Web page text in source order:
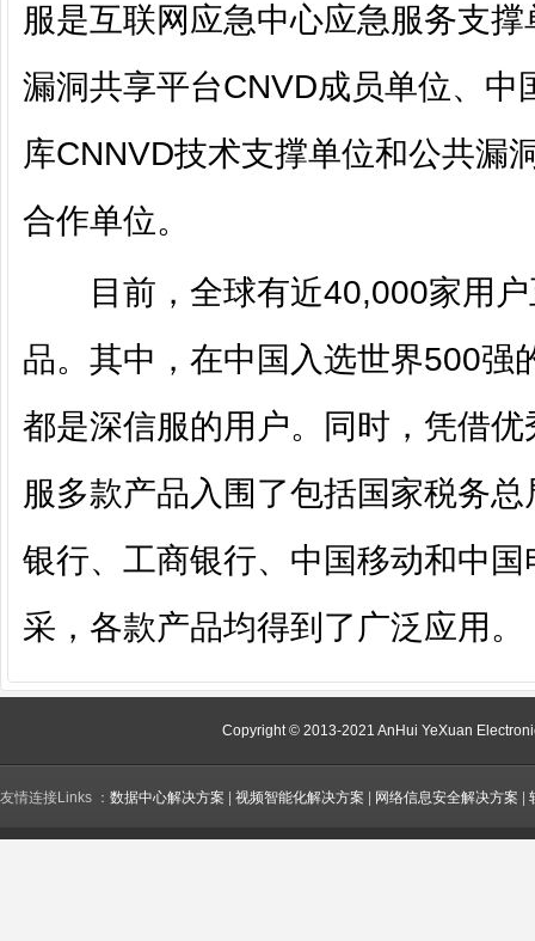
服是互联网应急中心应急服务支
漏洞共享平台CNVD成员单位、中
库CNNVD技术支撑单位和公共漏
合作单位。
目前，全球有近40,000家用户
品。其中，在中国入选世界500强
都是深信服的用户。同时，凭借
服多款产品入围了包括国家税务
银行、工商银行、中国移动和中
采，各款产品均得到了广泛应用。
Copyright © 2013-2021 AnHui YeXuan
友情连接Links ： 数据中心解决方案 视频智能化解决方案 网络信息安全解决方案